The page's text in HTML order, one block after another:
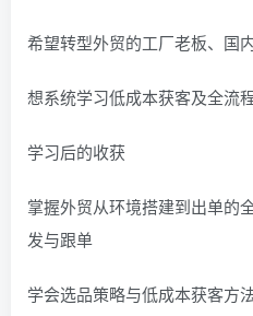
希望转型外贸的工厂老板、国
想系统学习低成本获客及全流
学习后的收获
掌握外贸从环境搭建到出单的
发与跟单
学会选品策略与低成本获客方